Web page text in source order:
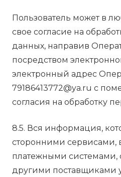
Пользователь может в
свое согласие на
данных, направив
посредством
электронный адрес
79186413772@ya.ru с
согласия на обработку
8.5. Вся информация,
сторонними сервисами,
платежными системами,
другими поставщиками